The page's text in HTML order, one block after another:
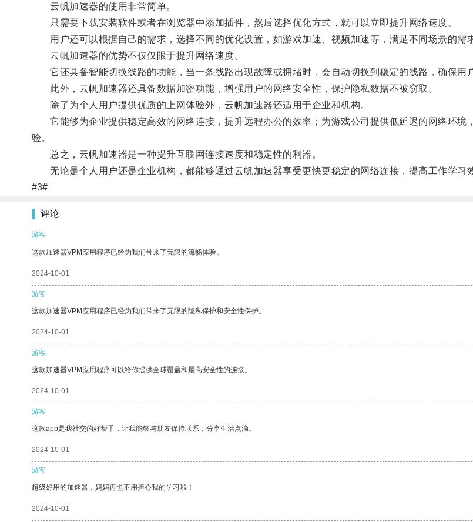
云帆加速器的使用非常简单。
只需要下载安装软件或者在浏览器中添加插件，然后选择优化方式，就可以立即提升网络速度。
用户还可以根据自己的需求，选择不同的优化设置，如游戏加速、视频加速等，满足不同场景的需
云帆加速器的优势不仅仅限于提升网络速度。
它还具备智能切换线路的功能，当一条线路出现故障或拥堵时，会自动切换到稳定的线路，确保用
此外，云帆加速器还具备数据加密功能，增强用户的网络安全性，保护隐私数据不被窃取。
除了为个人用户提供优质的上网体验外，云帆加速器还适用于企业和机构。
它能够为企业提供稳定高效的网络连接，提升远程办公的效率；为游戏公司提供低延迟的网络环境
验。
总之，云帆加速器是一种提升互联网连接速度和稳定性的利器。
无论是个人用户还是企业机构，都能够通过云帆加速器享受更快更稳定的网络连接，提高工作学习
#3#
评论
游客
这款加速器VPM应用程序已经为我们带来了无限的流畅体验。
2024-10-01
游客
这款加速器VPM应用程序已经为我们带来了无限的隐私保护和安全性保护。
2024-10-01
游客
这款加速器VPM应用程序可以给你提供全球覆盖和最高安全性的连接。
2024-10-01
游客
这款app是我社交的好帮手，让我能够与朋友保持联系，分享生活点滴。
2024-10-01
游客
超级好用的加速器，妈妈再也不用担心我的学习啦！
2024-10-01